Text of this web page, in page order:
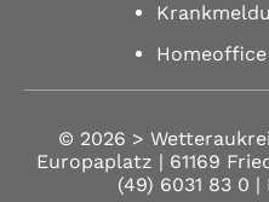
Homeoffice
© 2026 >
Europaplatz | 61169
(49) 6031 83 0 |